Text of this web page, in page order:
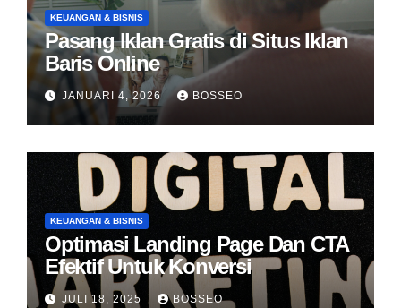
KEUANGAN & BISNIS
Pasang Iklan Gratis di Situs Iklan
Baris Online
JANUARI 4, 2026 BOSSEO
KEUANGAN & BISNIS
Optimasi Landing Page Dan CTA
Efektif Untuk Konversi
JULI 18, 2025 BOSSEO